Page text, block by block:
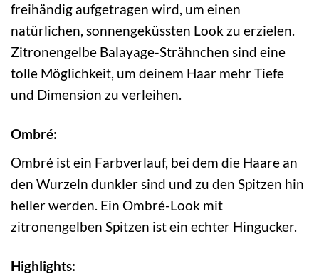
freihändig aufgetragen wird, um einen
natürlichen, sonnengeküssten Look zu erzielen.
Zitronengelbe Balayage-Strähnchen sind eine
tolle Möglichkeit, um deinem Haar mehr Tiefe
und Dimension zu verleihen.
Ombré:
Ombré ist ein Farbverlauf, bei dem die Haare an
den Wurzeln dunkler sind und zu den Spitzen hin
heller werden. Ein Ombré-Look mit
zitronengelben Spitzen ist ein echter Hingucker.
Highlights: